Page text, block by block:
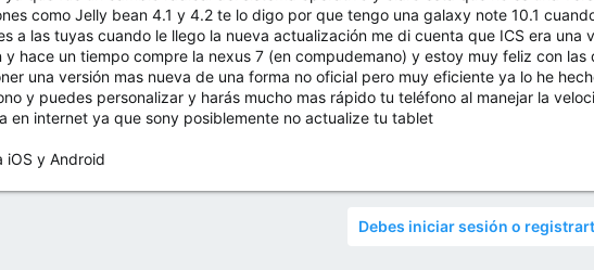
como Jelly bean 4.1 y 4.2 te lo digo por que tengo una galaxy note 10.1
a las tuyas cuando le llego la nueva actualización me di cuenta que ICS era una
hace un tiempo compre la nexus 7 (en compudemano) y estoy muy feliz con las
una versión mas nueva de una forma no oficial pero muy eficiente ya lo he
y puedes personalizar y harás mucho mas rápido tu teléfono al manejar la
en internet ya que sony posiblemente no actualize tu tablet
iOS y Android
Debes iniciar sesión o